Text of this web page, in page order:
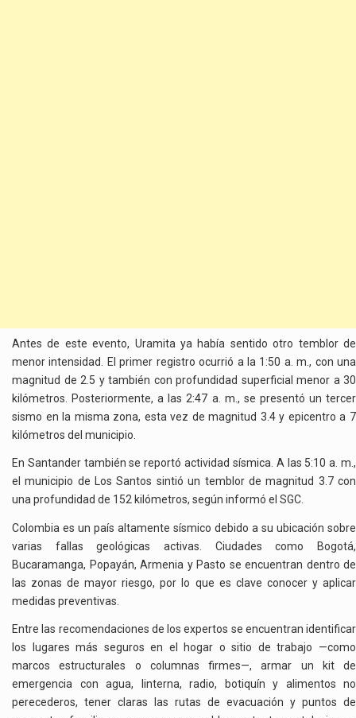
Antes de este evento, Uramita ya había sentido otro temblor de
menor intensidad. El primer registro ocurrió a la 1:50 a. m., con una
magnitud de 2.5 y también con profundidad superficial menor a 30
kilómetros. Posteriormente, a las 2:47 a. m., se presentó un tercer
sismo en la misma zona, esta vez de magnitud 3.4 y epicentro a 7
kilómetros del municipio.
En Santander también se reportó actividad sísmica. A las 5:10 a. m.,
el municipio de Los Santos sintió un temblor de magnitud 3.7 con
una profundidad de 152 kilómetros, según informó el SGC.
Colombia es un país altamente sísmico debido a su ubicación sobre
varias fallas geológicas activas. Ciudades como Bogotá,
Bucaramanga, Popayán, Armenia y Pasto se encuentran dentro de
las zonas de mayor riesgo, por lo que es clave conocer y aplicar
medidas preventivas.
Entre las recomendaciones de los expertos se encuentran identificar
los lugares más seguros en el hogar o sitio de trabajo —como
marcos estructurales o columnas firmes—, armar un kit de
emergencia con agua, linterna, radio, botiquín y alimentos no
perecederos, tener claras las rutas de evacuación y puntos de